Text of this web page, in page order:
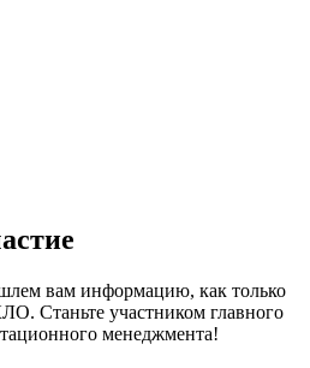
вам информацию, как только
Станьте участником главного
менеджмента!